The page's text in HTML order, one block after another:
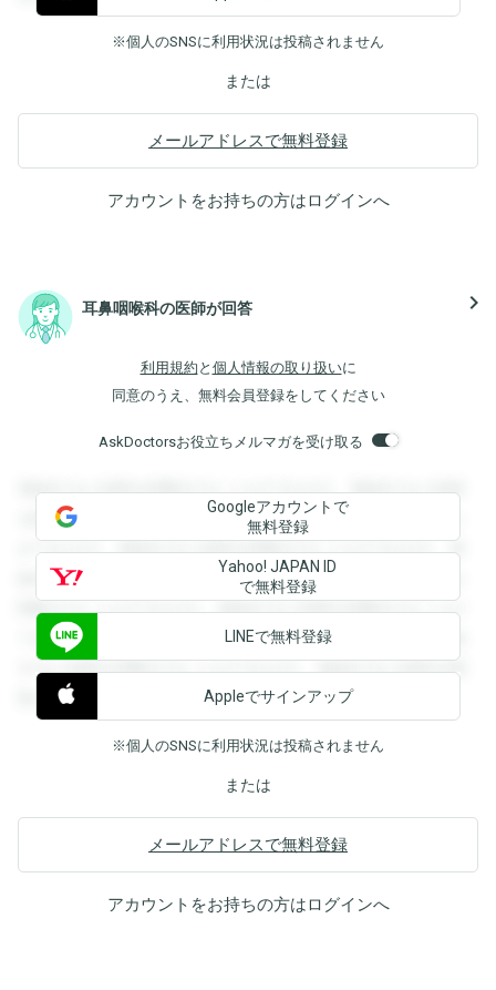
※個人のSNSに利用状況は投稿されません
または
メールアドレスで無料登録
アカウントをお持ちの方はログインへ
耳鼻咽喉科の医師が回答 navigate_next
利用規約 と 個人情報の取り扱いに
同意のうえ、無料会員登録をしてください
AskDoctorsお役立ちメルマガを受け取る
登録すると回答を閲覧することができます。登録すると回答
を閲覧することができます。登録すると回答を閲覧すること
ができます。登録すると回答を閲覧することができます。登
録すると回答を閲覧することができます。登録すると回答を
閲覧することができます。登録すると回答を閲覧することが
できます。登録すると回答を閲覧することができます。登録
すると回答を閲覧することができます。登録すると回答を閲
覧することができます。
Googleアカウントで
無料登録
Yahoo! JAPAN ID
で無料登録
LINEで無料登録
Appleでサインアップ
※個人のSNSに利用状況は投稿されません
または
メールアドレスで無料登録
アカウントをお持ちの方はログインへ